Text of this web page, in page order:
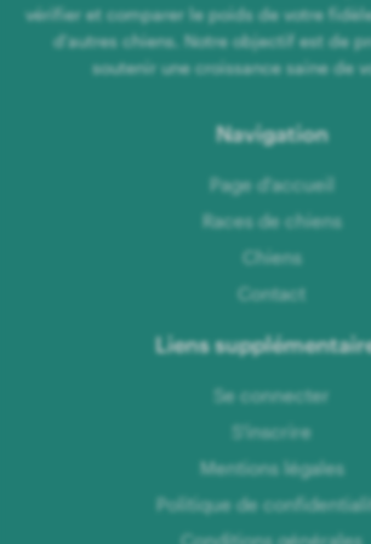
vérifier et comparer le poids de votre
d'autres chiens. Notre objectif est de
soutenir une croissance saine de
Navigation
Page d'accueil
Races de chiens
Chiens
Contact
Liens
Se connecter
S'inscrire
Mentions légales
Politique de